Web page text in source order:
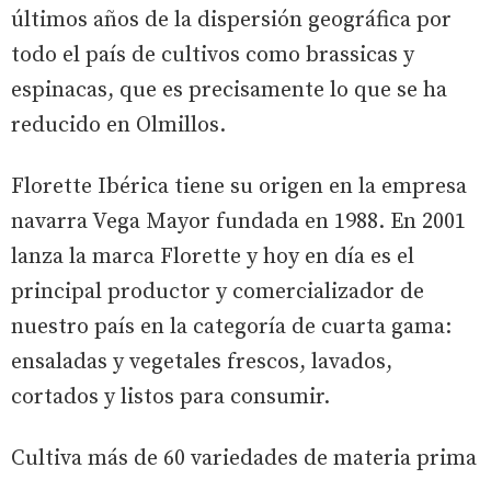
últimos años de la dispersión geográfica por
todo el país de cultivos como brassicas y
espinacas, que es precisamente lo que se ha
reducido en Olmillos.
Florette Ibérica tiene su origen en la empresa
navarra Vega Mayor fundada en 1988. En 2001
lanza la marca Florette y hoy en día es el
principal productor y comercializador de
nuestro país en la categoría de cuarta gama:
ensaladas y vegetales frescos, lavados,
cortados y listos para consumir.
Cultiva más de 60 variedades de materia prima